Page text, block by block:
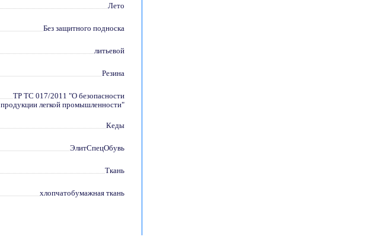
Лето
Без защитного подноска
литьевой
Резина
ТР ТС 017/2011 "О безопасности
продукции легкой промышленности"
Кеды
ЭлитСпецОбувь
Ткань
хлопчатобумажная ткань